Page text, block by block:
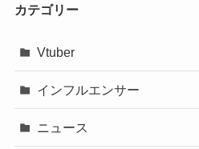
カテゴリー
Vtuber
インフルエンサー
ニュース